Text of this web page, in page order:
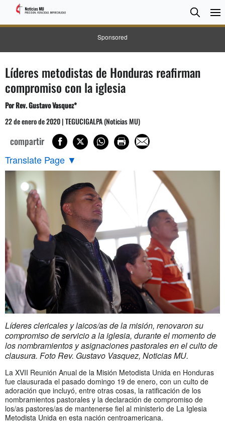
Sponsored
Search
Líderes metodistas de Honduras reafirman
compromiso con la iglesia
Por Rev. Gustavo Vasquez*
22 de enero de 2020 | TEGUCIGALPA (Noticias MU)
compartir
Translate Page ▼
Líderes clericales y laicos/as de la misión, renovaron su
compromiso de servicio a la iglesia, durante el momento de
los nombramientos y asignaciones pastorales en el culto de
clausura. Foto Rev. Gustavo Vasquez, Noticias MU.
La XVII Reunión Anual de la Misión Metodista Unida en Honduras
fue clausurada el pasado domingo 19 de enero, con un culto de
adoración que incluyó, entre otras cosas, la ratificación de los
nombramientos pastorales y la declaración de compromiso de
los/as pastores/as de mantenerse fiel al ministerio de La Iglesia
Metodista Unida en esta nación centroamericana.